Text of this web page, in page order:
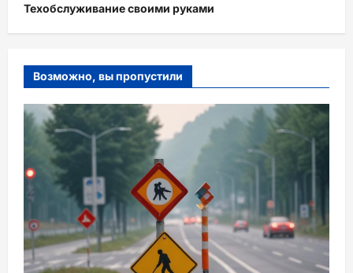
Техобслуживание своими руками
Возможно, вы пропустили